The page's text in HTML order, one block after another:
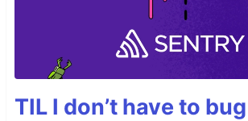
TIL I don’t have to